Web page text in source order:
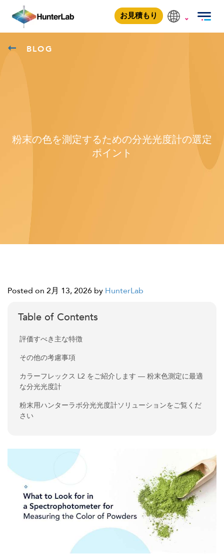
お見積もり
BLOG
粉末の色を測定するための分光光度計の選定
ポイント
Posted on 2月 13, 2026 by HunterLab
Table of Contents
評価すべき主な特徴
その他の考慮事項
カラーフレックス L2 をご紹介します ― 粉末色測定に最適
な分光光度計
粉末用ハンターラボ分光光度計ソリューションをご覧くだ
さい